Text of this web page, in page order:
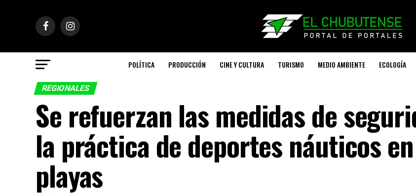
POLÍTICA PRODUCCIÓN CINE Y CULTURA TURISMO MEDIO AMBIENTE ECOLOGÍA
REGIONALES
Se refuerzan las medidas de
la práctica de deportes náuticos
playas